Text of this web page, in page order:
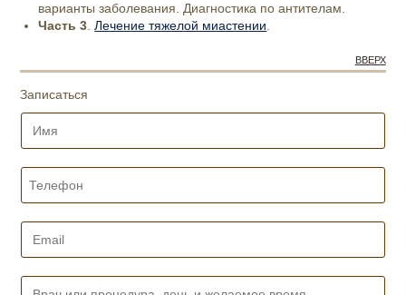
варианты заболевания. Диагностика по антителам.
Часть 3.Лечение тяжелой миастении.
ВВЕРХ
Записаться
И
*
Т
е
о
н
E
i
В